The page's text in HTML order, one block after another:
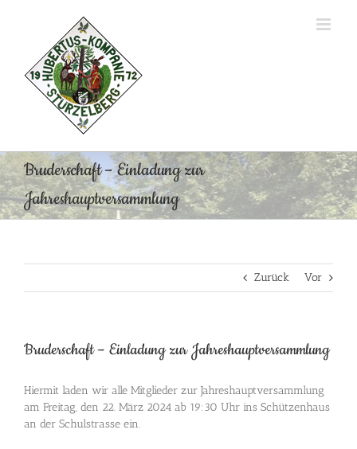
Bruderschaft – Einladung zur
Jahreshauptversammlung
Zurück Vor
Bruderschaft – Einladung zur Jahreshauptversammlung
Hiermit laden wir alle Mitglieder zur Jahreshauptversammlung
am Freitag, den 22. März 2024 ab 19:30 Uhr ins Schützenhaus
an der Schulstrasse ein.